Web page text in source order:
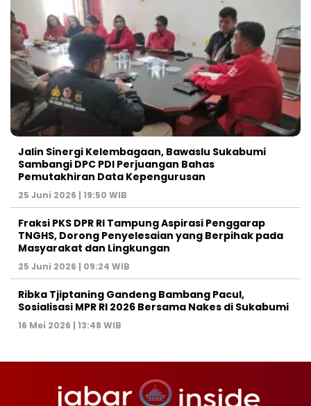
Jalin Sinergi Kelembagaan, Bawaslu Sukabumi
Sambangi DPC PDI Perjuangan Bahas
Pemutakhiran Data Kepengurusan
25 Juni 2026 | 19:50 WIB
‎Fraksi PKS DPR RI Tampung Aspirasi Penggarap
TNGHS, Dorong Penyelesaian yang Berpihak pada
Masyarakat dan Lingkungan‎
25 Juni 2026 | 09:24 WIB
Ribka Tjiptaning Gandeng Bambang Pacul,
Sosialisasi MPR RI 2026 Bersama Nakes di Sukabumi
16 Mei 2026 | 13:48 WIB